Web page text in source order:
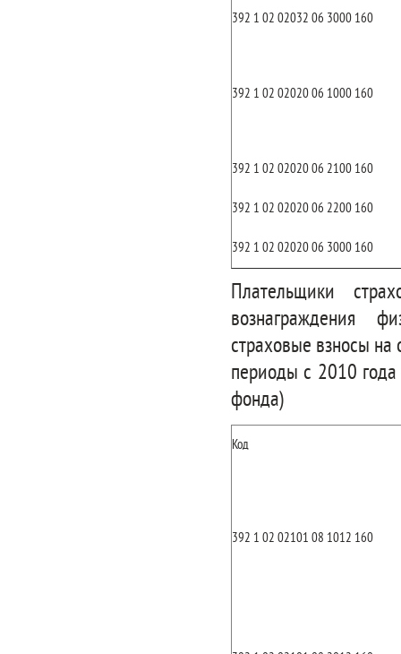
392 1 02 02032 06 3000 160
392 1 02 02020 06 1000 160
392 1 02 02020 06 2100 160
392 1 02 02020 06 2200 160
392 1 02 02020 06 3000 160
Плательщики
вознаграждения
страховые взносы на
периоды с 2010 года
фонда)
Код
392 1 02 02101 08 1012 160